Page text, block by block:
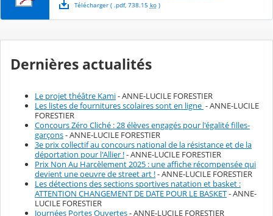
Télécharger( .pdf, 738.15 ko)
Dernières actualités
Le projet théâtre Kami- ANNE-LUCILE FORESTIER
Les listes de fournitures scolaires sont en ligne - ANNE-LUCILE
FORESTIER
Concours Zéro Cliché : 28 élèves engagés pour l'égalité filles-
garçons- ANNE-LUCILE FORESTIER
3e prix collectif au concours national de la résistance et de la
déportation pour l'Allier !- ANNE-LUCILE FORESTIER
Prix Non Au Harcèlement 2025 : une affiche récompensée qui
devient une oeuvre de street art !- ANNE-LUCILE FORESTIER
Les détections des sections sportives natation et basket :
ATTENTION CHANGEMENT DE DATE POUR LE BASKET- ANNE-
LUCILE FORESTIER
Journées Portes Ouvertes- ANNE-LUCILE FORESTIER